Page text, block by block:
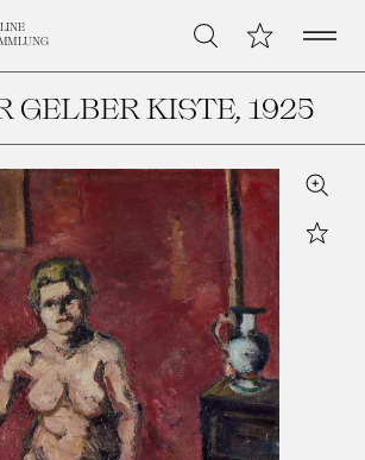
Suche Meine Open
GELBER KISTE, 1925
Zoom
Star